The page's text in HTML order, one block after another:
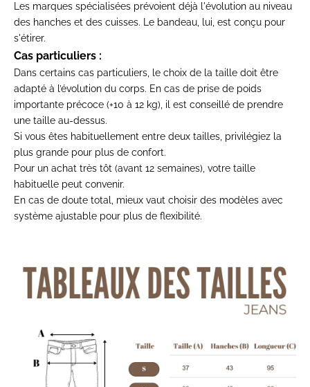
Les marques spécialisées prévoient déjà l'évolution au niveau
des hanches et des cuisses. Le bandeau, lui, est conçu pour
s'étirer.
Cas particuliers :
Dans certains cas particuliers, le choix de la taille doit être
adapté à l’évolution du corps. En cas de prise de poids
importante précoce (+10 à 12 kg), il est conseillé de prendre
une taille au-dessus.
Si vous êtes habituellement entre deux tailles, privilégiez la
plus grande pour plus de confort.
Pour un achat très tôt (avant 12 semaines), votre taille
habituelle peut convenir.
En cas de doute total, mieux vaut choisir des modèles avec
système ajustable pour plus de flexibilité.